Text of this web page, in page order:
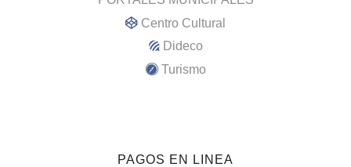
Centro Cultural
Dideco
Turismo
PAGOS EN LINEA